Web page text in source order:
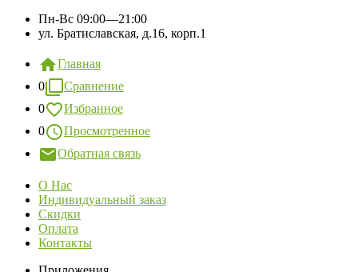
Пн-Вс 09:00—21:00
ул. Братиславская, д.16, корп.1
Главная
0
Сравнение
0
Избранное
0
Просмотренное
Обратная связь
О Нас
Индивидуальный заказ
Скидки
Оплата
Контакты